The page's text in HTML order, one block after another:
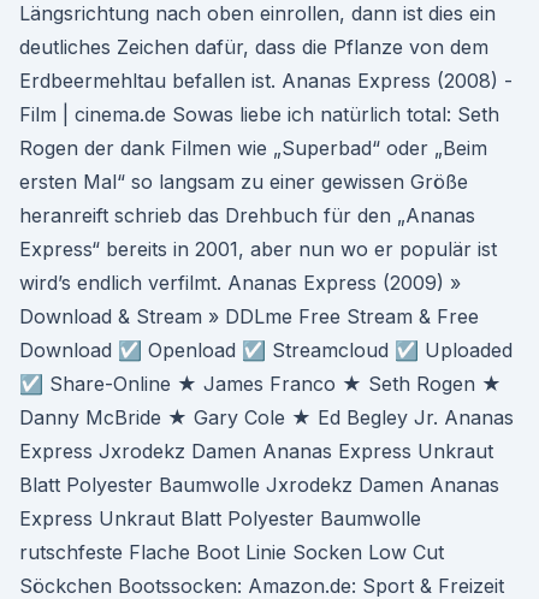
Längsrichtung nach oben einrollen, dann ist dies ein
deutliches Zeichen dafür, dass die Pflanze von dem
Erdbeermehltau befallen ist. Ananas Express (2008) -
Film | cinema.de Sowas liebe ich natürlich total: Seth
Rogen der dank Filmen wie „Superbad“ oder „Beim
ersten Mal“ so langsam zu einer gewissen Größe
heranreift schrieb das Drehbuch für den „Ananas
Express“ bereits in 2001, aber nun wo er populär ist
wird’s endlich verfilmt. Ananas Express (2009) »
Download & Stream » DDLme Free Stream & Free
Download ☑ Openload ☑ Streamcloud ☑ Uploaded
☑ Share-Online ★ James Franco ★ Seth Rogen ★
Danny McBride ★ Gary Cole ★ Ed Begley Jr. Ananas
Express Jxrodekz Damen Ananas Express Unkraut
Blatt Polyester Baumwolle Jxrodekz Damen Ananas
Express Unkraut Blatt Polyester Baumwolle
rutschfeste Flache Boot Linie Socken Low Cut
Söckchen Bootssocken: Amazon.de: Sport & Freizeit